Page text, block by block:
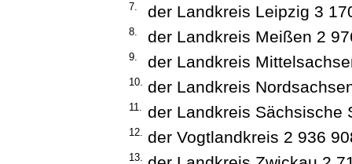
7. der Landkreis Leipzig 3
8. der Landkreis Meißen 2
9. der Landkreis
10. der Landkreis
11. der Landkreis Sächsische
12. der Vogtlandkreis 2 936
13.